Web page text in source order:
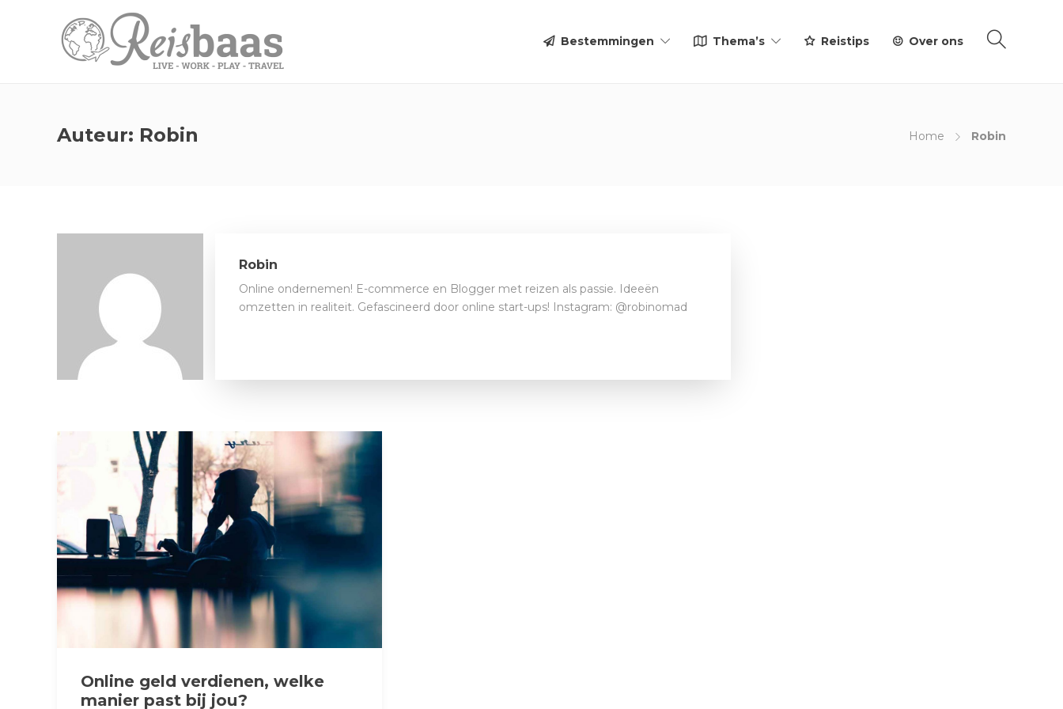
Bestemmingen Thema’s Reistips Over ons
Auteur: Robin Home Robin
Robin
Online ondernemen! E-commerce en Blogger met reizen als passie. Ideeën
omzetten in realiteit. Gefascineerd door online start-ups! Instagram: @robinomad
Online geld verdienen, welke
manier past bij jou?